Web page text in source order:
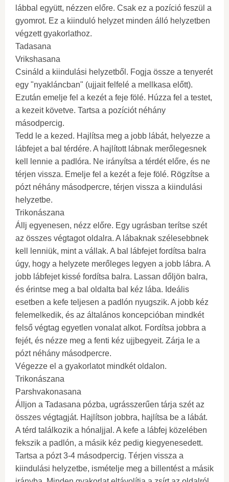
lábbal együtt, nézzen előre. Csak ez a pozíció feszül a
gyomrot. Ez a kiinduló helyzet minden álló helyzetben
végzett gyakorlathoz.
Tadasana
Vrikshasana
Csináld a kiindulási helyzetből. Fogja össze a tenyerét
egy "nyakláncban" (ujjait felfelé a mellkasa előtt).
Ezután emelje fel a kezét a feje fölé. Húzza fel a testet,
a kezeit követve. Tartsa a pozíciót néhány
másodpercig.
Tedd le a kezed. Hajlítsa meg a jobb lábát, helyezze a
lábfejet a bal térdére. A hajlított lábnak merőlegesnek
kell lennie a padlóra. Ne irányítsa a térdét előre, és ne
térjen vissza. Emelje fel a kezét a feje fölé. Rögzítse a
pózt néhány másodpercre, térjen vissza a kiindulási
helyzetbe.
Trikonászana
Állj egyenesen, nézz előre. Egy ugrásban terítse szét
az összes végtagot oldalra. A lábaknak szélesebbnek
kell lenniük, mint a vállak. A bal lábfejet fordítsa balra
úgy, hogy a helyzete merőleges legyen a jobb lábra. A
jobb lábfejet kissé fordítsa balra. Lassan dőljön balra,
és érintse meg a bal oldalta bal kéz lába. Ideális
esetben a kefe teljesen a padlón nyugszik. A jobb kéz
felemelkedik, és az általános koncepcióban mindkét
felső végtag egyetlen vonalat alkot. Fordítsa jobbra a
fejét, és nézze meg a fenti kéz ujjbegyeit. Zárja le a
pózt néhány másodpercre.
Végezze el a gyakorlatot mindkét oldalon.
Trikonászana
Parshvakonasana
Álljon a Tadasana pózba, ugrásszerűen tárja szét az
összes végtagját. Hajlítson jobbra, hajlítsa be a lábát.
A térd találkozik a hónaljjal. A kefe a lábfej közelében
fekszik a padlón, a másik kéz pedig kiegyenesedett.
Tartsa a pózt 3-4 másodpercig. Térjen vissza a
kiindulási helyzetbe, ismételje meg a billentést a másik